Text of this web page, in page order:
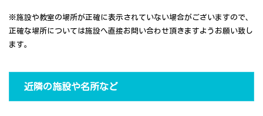
※施設や教室の場所が正確に表示されていない場合がございますので、
正確な場所については施設へ直接お問い合わせ頂きますようお願い致し
ます。
近隣の施設や名所など